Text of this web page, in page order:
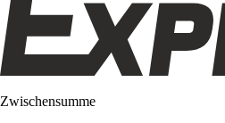
Zwischensumme